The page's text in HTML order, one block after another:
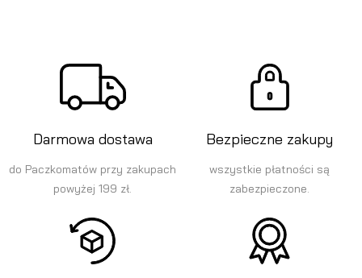
Darmowa dostawa
do Paczkomatów przy zakupach
powyżej 199 zł.
Bezpieczne zakupy
wszystkie płatności są
zabezpieczone.